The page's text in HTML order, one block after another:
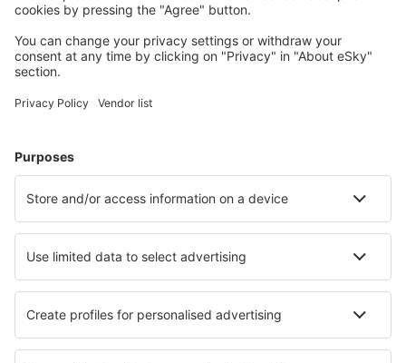
Le strutture più ricercate dagli utenti eSky
Pernottamenti in Giappone - Città popolari
Pernottamenti a Tokyo Pernottamenti a Osaka
Pernottamenti in Shimonoseki Pernottamenti in Kirishima
Pernottamenti in Yokkaichi Pernottamenti in Onomichi
Le migliori sistemazioni - città